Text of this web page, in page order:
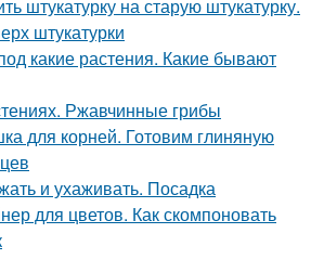
штукатурку на старую штукатурку.
штукатурки
какие растения. Какие бывают
Ржавчинные грибы
для корней. Готовим глиняную
и ухаживать. Посадка
для цветов. Как скомпоновать